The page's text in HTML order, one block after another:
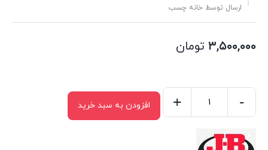
ارسال توسط خانه چسب
۳,۵۰۰,۰۰۰ تومان
تعمیراتی
محل
-
+ افزودن به سبد خرید